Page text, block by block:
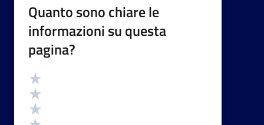
Quanto sono chiare le
informazioni su questa
pagina?
Valutazione